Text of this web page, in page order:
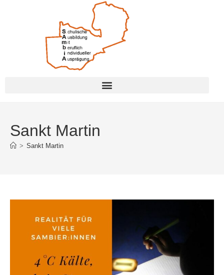
Sankt Martin
> Sankt Martin